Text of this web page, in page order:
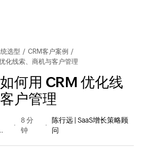
选型 / CRM客户案例 /
化线索、商机与客户管理
何用 CRM 优化线
户管理
8 分
钟
陈行远 | SaaS增长策略顾
问